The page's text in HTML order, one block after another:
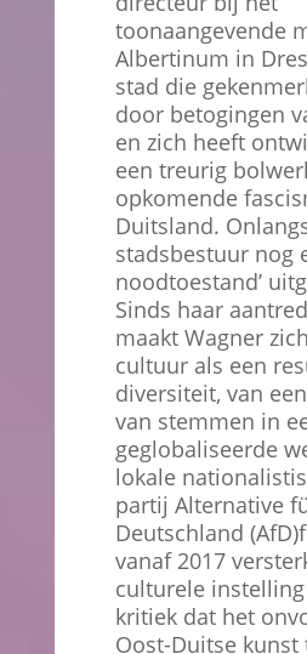
toonaangevende
Albertinum in
stad die
door betogingen
en zich heeft
een treurig
opkomende
Duitsland.
stadsbestuur nog
noodtoestand’
Sinds haar
maakt Wagner
cultuur als een
diversiteit, van
van stemmen in
geglobaliseerde
lokale
partij Alternative
Deutschland
vanaf 2017
culturele
kritiek dat het
Oost-Duitse